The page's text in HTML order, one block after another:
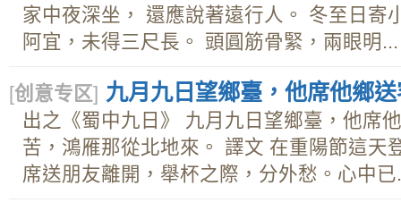
家中夜深坐， 還應說著遠行人。 冬至日寄
阿宜，未得三尺長。 頭圓筋骨緊，兩眼明...
[创意专区] 九月九日望鄉臺，他席他鄉
出之《蜀中九日》 九月九日望鄉臺，他席
苦，鴻雁那從北地來。 譯文 在重陽節這天
席送朋友離開，舉杯之際，分外愁。心中已